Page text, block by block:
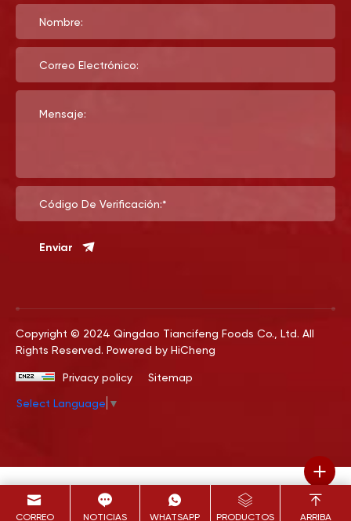
Nombre:
Correo Electrónico:
Mensaje:
Código De Verificación:*
Enviar
Copyright © 2024 Qingdao Tiancifeng Foods Co., Ltd. All
Rights Reserved. Powered by HiCheng
Privacy policy
Sitemap
Select Language ▼
CORREO NOTICIAS WHATSAPP PRODUCTOS ARRIBA